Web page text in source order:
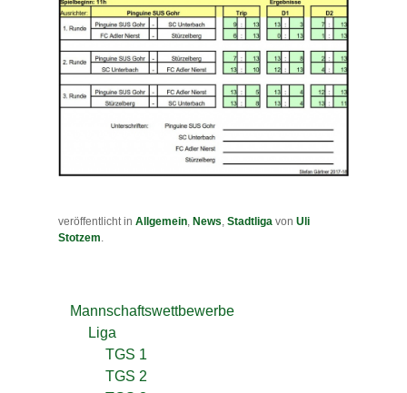
veröffentlicht in Allgemein, News, Stadtliga von Uli
Stotzem.
Mannschaftswettbewerbe
Liga
TGS 1
TGS 2